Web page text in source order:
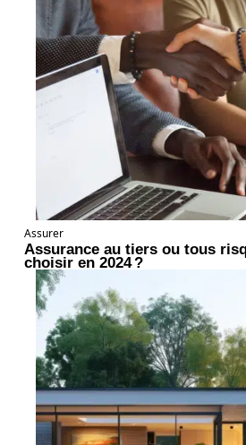
Assurer
Assurance au tiers ou tous
choisir en 2024 ?